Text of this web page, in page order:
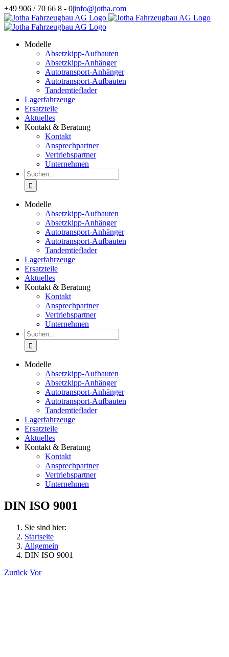
Zum
Inhalt
springen
+49 906 / 70 66 8 - 0|info@jotha.com
Modelle
Absetzkipp-Aufbauten
Absetzkipp-Anhänger
Autotransport-Anhänger
Autotransport-Aufbauten
Tandemtieflader
Lagerfahrzeuge
Ersatzteile
Aktuelles
Kontakt & Beratung
Kontakt
Ansprechpartner
Vertriebspartner
Unternehmen
Suche
nach:
Modelle
Absetzkipp-Aufbauten
Absetzkipp-Anhänger
Autotransport-Anhänger
Autotransport-Aufbauten
Tandemtieflader
Lagerfahrzeuge
Ersatzteile
Aktuelles
Kontakt & Beratung
Kontakt
Ansprechpartner
Vertriebspartner
Unternehmen
Suche
nach:
Modelle
Absetzkipp-Aufbauten
Absetzkipp-Anhänger
Autotransport-Anhänger
Autotransport-Aufbauten
Tandemtieflader
Lagerfahrzeuge
Ersatzteile
Aktuelles
Kontakt & Beratung
Kontakt
Ansprechpartner
Vertriebspartner
Unternehmen
DIN ISO 9001
Sie sind hier:
Startseite
Allgemein
DIN ISO 9001
Zurück Vor